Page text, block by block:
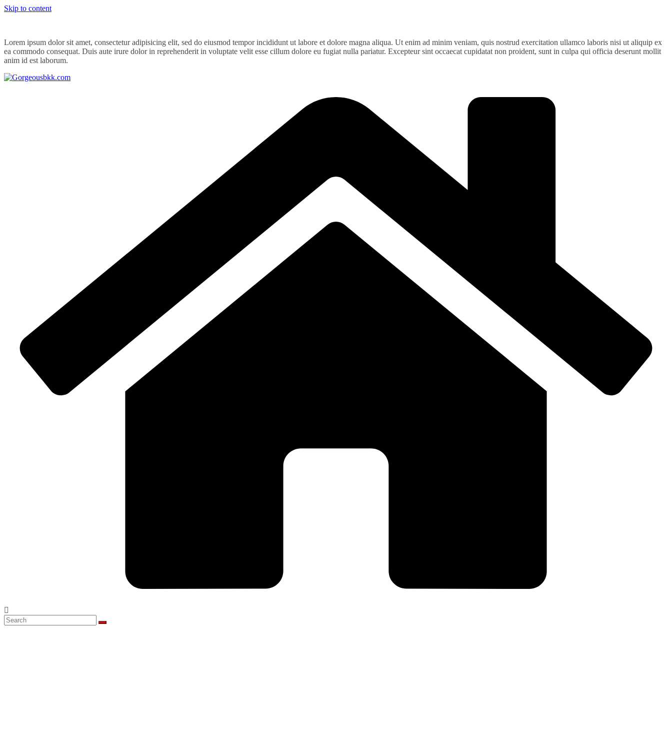
Skip to content
Lorem ipsum dolor sit amet, consectetur adipisicing elit, sed do eiusmod tempor incididunt ut labore et dolore magna aliqua. Ut enim ad minim veniam, quis nostrud exercitation ullamco laboris nisi ut aliquip ex
ea commodo consequat. Duis aute irure dolor in reprehenderit in voluptate velit esse cillum dolore eu fugiat nulla pariatur. Excepteur sint occaecat cupidatat non proident, sunt in culpa qui officia deserunt mollit
anim id est laborum.